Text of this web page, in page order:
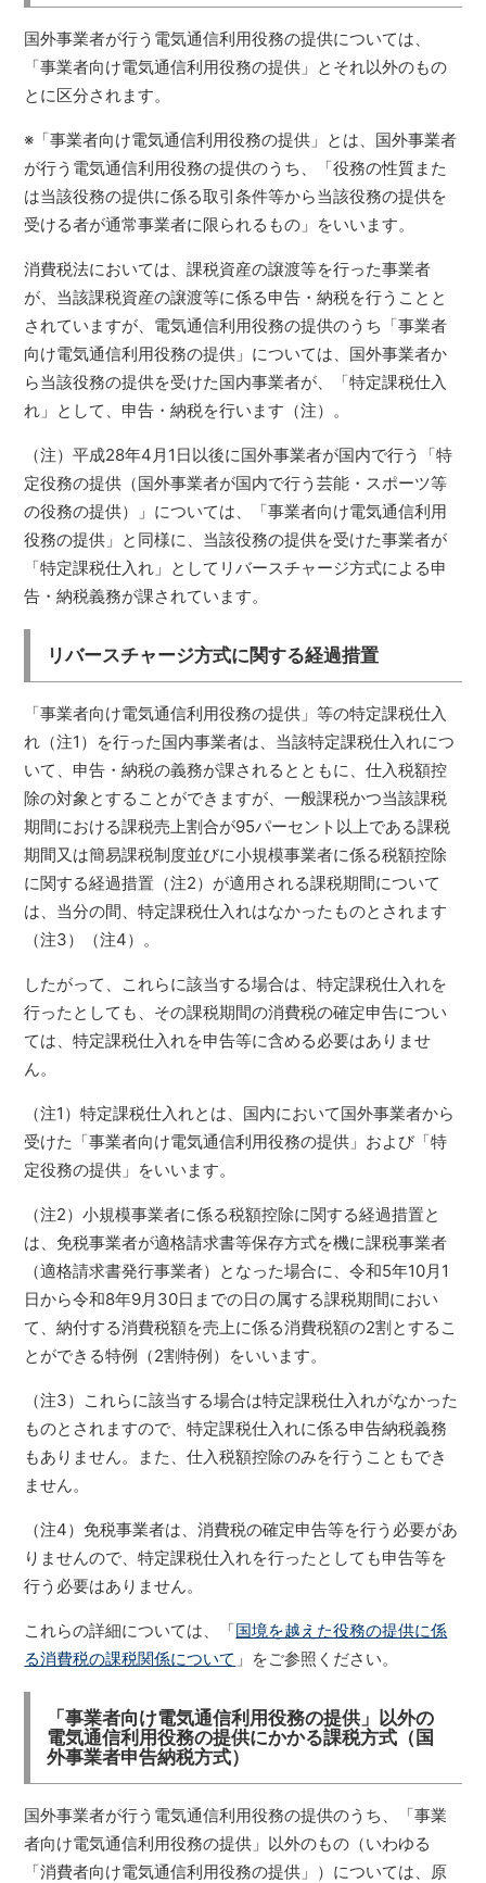
国外事業者が行う電気通信利用役務の提供については、
「事業者向け電気通信利用役務の提供」とそれ以外のもの
とに区分されます。
※「事業者向け電気通信利用役務の提供」とは、国外事業者
が行う電気通信利用役務の提供のうち、「役務の性質また
は当該役務の提供に係る取引条件等から当該役務の提供を
受ける者が通常事業者に限られるもの」をいいます。
消費税法においては、課税資産の譲渡等を行った事業者
が、当該課税資産の譲渡等に係る申告・納税を行うことと
されていますが、電気通信利用役務の提供のうち「事業者
向け電気通信利用役務の提供」については、国外事業者か
ら当該役務の提供を受けた国内事業者が、「特定課税仕入
れ」として、申告・納税を行います（注）。
（注）平成28年4月1日以後に国外事業者が国内で行う「特
定役務の提供（国外事業者が国内で行う芸能・スポーツ等
の役務の提供）」については、「事業者向け電気通信利用
役務の提供」と同様に、当該役務の提供を受けた事業者が
「特定課税仕入れ」としてリバースチャージ方式による申
告・納税義務が課されています。
リバースチャージ方式に関する経過措置
「事業者向け電気通信利用役務の提供」等の特定課税仕入
れ（注1）を行った国内事業者は、当該特定課税仕入れにつ
いて、申告・納税の義務が課されるとともに、仕入税額控
除の対象とすることができますが、一般課税かつ当該課税
期間における課税売上割合が95パーセント以上である課税
期間又は簡易課税制度並びに小規模事業者に係る税額控除
に関する経過措置（注2）が適用される課税期間について
は、当分の間、特定課税仕入れはなかったものとされます
（注3）（注4）。
したがって、これらに該当する場合は、特定課税仕入れを
行ったとしても、その課税期間の消費税の確定申告につい
ては、特定課税仕入れを申告等に含める必要はありませ
ん。
（注1）特定課税仕入れとは、国内において国外事業者から
受けた「事業者向け電気通信利用役務の提供」および「特
定役務の提供」をいいます。
（注2）小規模事業者に係る税額控除に関する経過措置と
は、免税事業者が適格請求書等保存方式を機に課税事業者
（適格請求書発行事業者）となった場合に、令和5年10月1
日から令和8年9月30日までの日の属する課税期間におい
て、納付する消費税額を売上に係る消費税額の2割とするこ
とができる特例（2割特例）をいいます。
（注3）これらに該当する場合は特定課税仕入れがなかった
ものとされますので、特定課税仕入れに係る申告納税義務
もありません。また、仕入税額控除のみを行うこともでき
ません。
（注4）免税事業者は、消費税の確定申告等を行う必要があ
りませんので、特定課税仕入れを行ったとしても申告等を
行う必要はありません。
これらの詳細については、「国境を越えた役務の提供に係
る消費税の課税関係について 」をご参照ください。
「事業者向け電気通信利用役務の提供」以外の
電気通信利用役務の提供にかかる課税方式（国
外事業者申告納税方式）
国外事業者が行う電気通信利用役務の提供のうち、「事業
者向け電気通信利用役務の提供」以外のもの（いわゆる
「消費者向け電気通信利用役務の提供」）については、原